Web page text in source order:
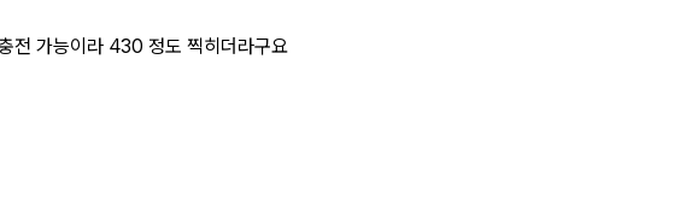
전 가능이라 430 정도 찍히더라구요